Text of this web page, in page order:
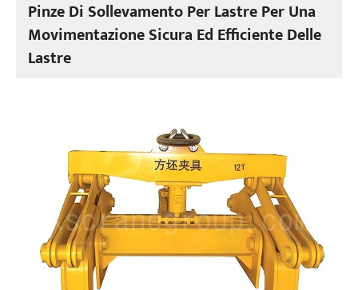
Pinze Di Sollevamento Per Lastre Per Una
Movimentazione Sicura Ed Efficiente Delle
Lastre